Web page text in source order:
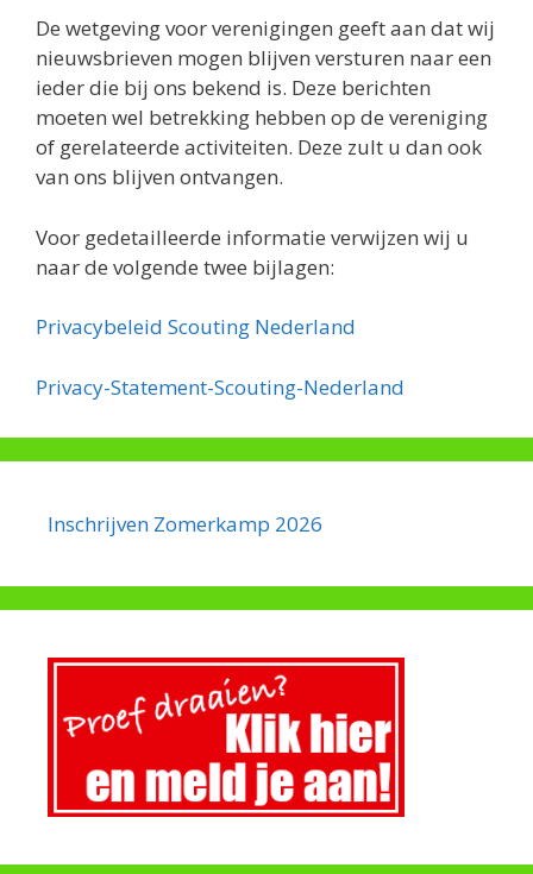
De wetgeving voor verenigingen geeft aan dat wij
nieuwsbrieven mogen blijven versturen naar een
ieder die bij ons bekend is. Deze berichten
moeten wel betrekking hebben op de vereniging
of gerelateerde activiteiten. Deze zult u dan ook
van ons blijven ontvangen.
Voor gedetailleerde informatie verwijzen wij u
naar de volgende twee bijlagen:
Privacybeleid Scouting Nederland
Privacy-Statement-Scouting-Nederland
Inschrijven Zomerkamp 2026